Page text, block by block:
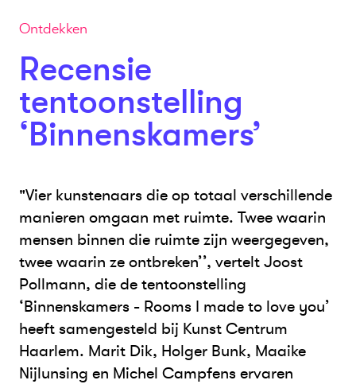
Ontdekken
Recensie
tentoonstelling
‘Binnenskamers’
"Vier kunstenaars die op totaal verschillende
manieren omgaan met ruimte. Twee waarin
mensen binnen die ruimte zijn weergegeven,
twee waarin ze ontbreken’’, vertelt Joost
Pollmann, die de tentoonstelling
‘Binnenskamers - Rooms I made to love you’
heeft samengesteld bij Kunst Centrum
Haarlem. Marit Dik, Holger Bunk, Maaike
Nijlunsing en Michel Campfens ervaren